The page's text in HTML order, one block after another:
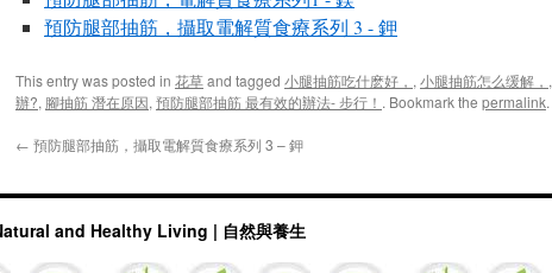
預防腿部抽筋，攝取電解質食療系列 3 - 鉀
This entry was posted in 花草and tagged 小腿抽筋吃什麽好， , 小腿抽筋怎么缓解， ,
辦?, 腳抽筋 潛在原因, 預防腿部抽筋 最有效的辦法- 步行！ . Bookmark the permalink.
← 預防腿部抽筋，攝取電解質食療系列 3 – 鉀
and Healthy Living | 自然與養生